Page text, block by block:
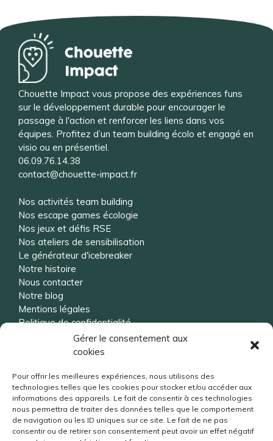
Gérer le consentement aux
cookies
Pour offrir les meilleures expériences, nous utilisons des
technologies telles que les cookies pour stocker et/ou accéder aux
informations des appareils. Le fait de consentir à ces technologies
nous permettra de traiter des données telles que le comportement
de navigation ou les ID uniques sur ce site. Le fait de ne pas
consentir ou de retirer son consentement peut avoir un effet négatif
Chouette Impact vous propose des expériences funs
sur le développement durable pour encourager le
passage à l'action et renforcer les liens dans vos
équipes. Profitez d’un team building écolo et engagé en
visio ou en présentiel.
06.09.76.14.38
contact@chouette-impact.fr
Nos activités team building
Nos escape games écologie
Nos jeux et défis RSE
Nos ateliers de sensibilisation
Le générateur d'icebreaker
Notre histoire
Nous contacter
Notre blog
Mentions légales
Politique de confidentialité
Vous souhaitez être rappelé ?